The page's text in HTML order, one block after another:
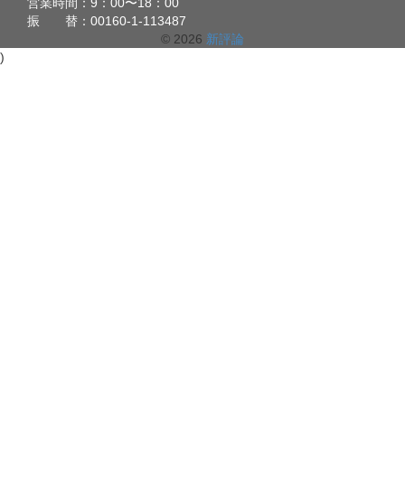
振 替：00160-1-113487
© 2026 新評論
)